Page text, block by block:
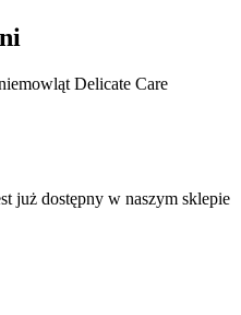
Delicate Care
już dostępny w naszym sklepie